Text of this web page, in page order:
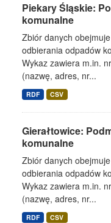
Piekary Śląskie:
komunalne
Zbiór danych
odbierania odpadów
Wykaz zawiera m.in.
(nazwę, adres, nr...
RDF CSV
Gierałtowice:
komunalne
Zbiór danych
odbierania odpadów
Wykaz zawiera m.in.
(nazwę, adres, nr...
RDF CSV